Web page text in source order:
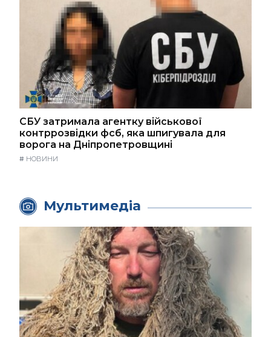
СБУ затримала агентку військової
контррозвідки фсб, яка шпигувала для
ворога на Дніпропетровщині
# НОВИНИ
Мультимедіа